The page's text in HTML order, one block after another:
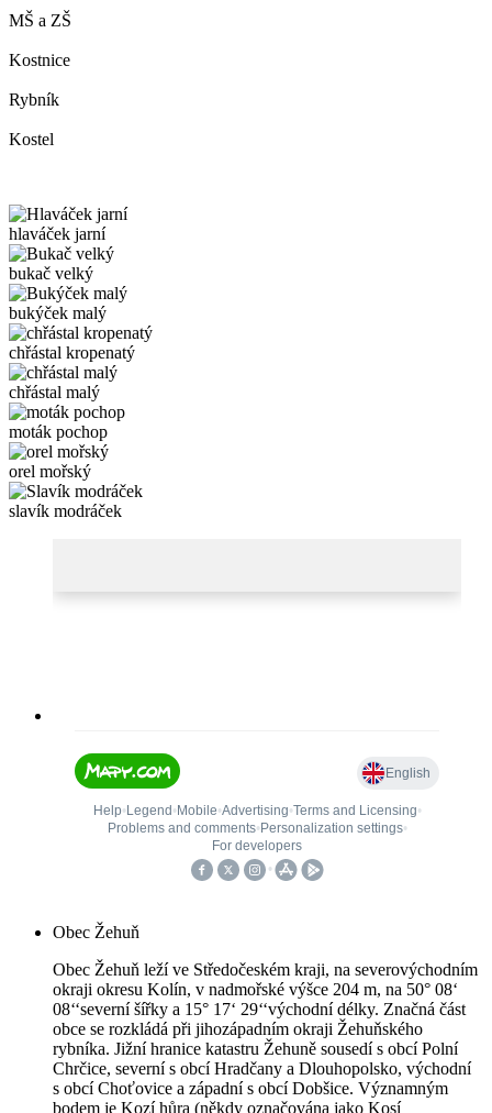
MŠ a ZŠ
Kostnice
Rybník
Kostel
hlaváček jarní
bukač velký
bukýček malý
chřástal kropenatý
chřástal malý
moták pochop
orel mořský
slavík modráček
Obec Žehuň
Obec Žehuň leží ve Středočeském kraji, na severovýchodním
okraji okresu Kolín, v nadmořské výšce 204 m, na 50° 08‘
08‘‘severní šířky a 15° 17‘ 29‘‘východní délky. Značná část
obce se rozkládá při jihozápadním okraji Žehuňského
rybníka. Jižní hranice katastru Žehuně sousedí s obcí Polní
Chrčice, severní s obcí Hradčany a Dlouhopolsko, východní
s obcí Choťovice a západní s obcí Dobšice. Významným
bodem je Kozí hůra (někdy označována jako Kosí